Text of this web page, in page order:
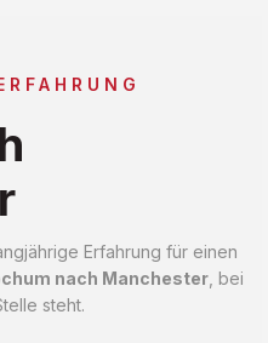
Erfahrung für einen
nach Manchester , bei
steht.